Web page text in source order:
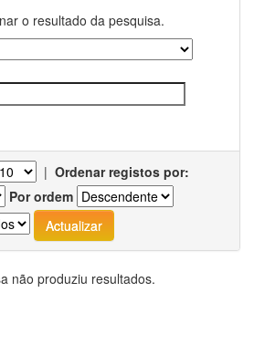
o resultado da pesquisa.
| Ordenar registos por:
Por ordem
não produziu resultados.